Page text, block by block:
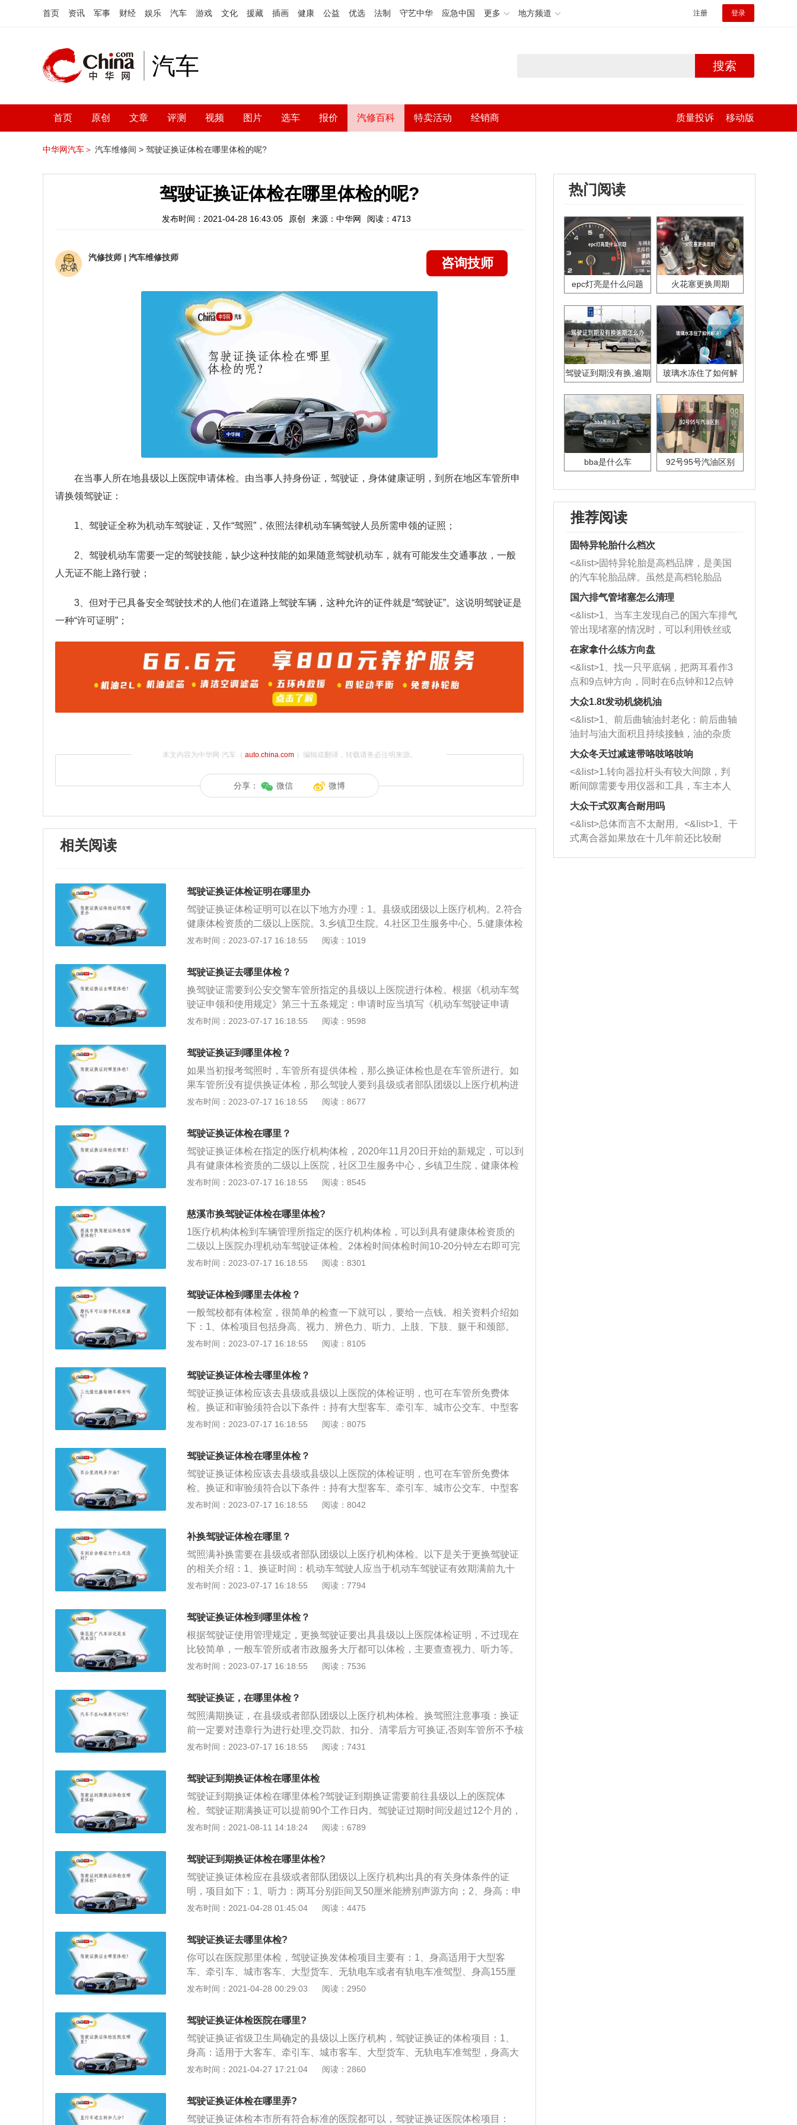
首页 资讯 军事 财经 娱乐 汽车 游戏 文化 援藏 插画 健康 公益 优选 法制 守艺中华 应急中国 更多 地方频道 注册 登录
汽车 搜索
首页 原创 文章 评测 视频 图片 选车 报价 汽修百科 特卖活动 经销商 质量投诉 移动版
中华网汽车＞ 汽车维修间 > 驾驶证换证体检在哪里体检的呢?
驾驶证换证体检在哪里体检的呢?
发布时间：2021-04-28 16:43:05 原创 来源：中华网 阅读：4713
汽修技师 | 汽车维修技师 咨询技师
在当事人所在地县级以上医院申请体检。由当事人持身份证，驾驶证，身体健康证明，到所在地区车管所申
请换领驾驶证：
1、驾驶证全称为机动车驾驶证，又作“驾照”，依照法律机动车辆驾驶人员所需申领的证照；
2、驾驶机动车需要一定的驾驶技能，缺少这种技能的如果随意驾驶机动车，就有可能发生交通事故，一般
人无证不能上路行驶；
3、但对于已具备安全驾驶技术的人他们在道路上驾驶车辆，这种允许的证件就是“驾驶证”。这说明驾驶证是
一种“许可证明”；
本文内容为中华网·汽车（ auto.china.com）编辑或翻译，转载请务必注明来源。
分享： 微信 微博
相关阅读
驾驶证换证体检证明在哪里办
驾驶证换证体检证明可以在以下地方办理：1。县级或团级以上医疗机构。2.符合
健康体检资质的二级以上医院。3.乡镇卫生院。4.社区卫生服务中心。5.健康体检
中心等。体检完毕后，携带机动车驾驶人身体状况证明，到车管所或公安机关交
项：驾驶机动车必须带驾驶证，没有驾驶证不能驾驶车辆。注意机动车驾驶证上
的准驾车型，一定要按照准驾车型驾驶机动车。机动车驾驶证不得外借，不得私
自更改信息，遗失后应当及时补办。
发布时间：2023-07-17 16:18:55 阅读：1019
驾驶证换证去哪里体检？
换驾驶证需要到公安交警车管所指定的县级以上医院进行体检。根据《机动车驾
驶证申领和使用规定》第三十五条规定：申请时应当填写《机动车驾驶证申请
表》，并提交以下证明、凭证：（一）机动车驾驶人的身份证明；（二）机动车
明。换驾驶证体检注意事项如下：1、根据公安部28号令“申请机动车驾驶证的身
体条件”的体检标准，积极配合医师进行体格检查。2、机动车驾驶人可以委托代
理人代理机动车驾驶证的换证、补证、提交身体条件证明、延期办理和注销业
务。代理人申请机动车驾驶证业务时，应当提交代理人的身份证明和机动车驾驶
人与代理人共同签字的《机动车驾驶证申请表》或者身体条件证明。3、参加体
证申请表，贴近期一寸免冠照片一张。4、凭体检收费单进行体检，逐项检查，
不漏项。5、对体检结果有异议，由当地体检中心负责会诊、解释。
发布时间：2023-07-17 16:18:55 阅读：9598
驾驶证换证到哪里体检？
如果当初报考驾照时，车管所有提供体检，那么换证体检也是在车管所进行。如
果车管所没有提供换证体检，那么驾驶人要到县级或者部队团级以上医疗机构进
行体检，然后将身体条件证明交到车管所，车管所会给一证回执。以下是驾驶证
一年以上三年以内，驾照注销，但可以通过考试科目一换证。过期三年以上，驾
照作废无法再换证。领证时间：机动车驾驶人在机动车驾驶证的六年有效期内，
每个记分周期均未记满12分，换发十年有效期的机动车驾驶证；在机动车驾驶证
的十年有效期内，每个记分周期均未记满12分，换发长期有效的机动车驾驶证。
发布时间：2023-07-17 16:18:55 阅读：8677
驾驶证换证体检在哪里？
驾驶证换证体检在指定的医疗机构体检，2020年11月20日开始的新规定，可以到
具有健康体检资质的二级以上医院，社区卫生服务中心，乡镇卫生院，健康体检
中心等医疗机构办理机动车驾驶证体检。以下是驾驶证过期的注意事项：法律规
驾驶证；超过两年则需要通过科目一的考试后可恢复驾驶证的正常使用；如果被
注销超过两年的人，则需要重新申领。失效驾照：需要特别注意的是驾驶证超过
有效期后不得驾驶机动车。驾照过期后驾车属于无证驾驶或被视为无证驾驶。驾
驶机动车的处罚款，可以并处15日以下拘留。对于发生人员伤亡等重大交通事故
的将依法追究刑事责任。
发布时间：2023-07-17 16:18:55 阅读：8545
慈溪市换驾驶证体检在哪里体检?
1医疗机构体检到车辆管理所指定的医疗机构体检，可以到具有健康体检资质的
二级以上医院办理机动车驾驶证体检。2体检时间体检时间10-20分钟左右即可完
成，机动车驾驶证体检是可以有效地检验驾驶人身体相关情况，3不达标准如达
动车驾驶证到期换证。4体检证明机动车驾驶证持有人年龄达到70岁之后，需要
每年向车辆管理所提交身体体检合格证明。
发布时间：2023-07-17 16:18:55 阅读：8301
驾驶证体检到哪里去体检？
一般驾校都有体检室，很简单的检查一下就可以，要给一点钱。相关资料介绍如
下：1、体检项目包括身高、视力、辨色力、听力、上肢、下肢、躯干和颈部。
2、申请大型客车、牵引车、城市公交车、大型货车、无轨电车准驾车型，身高
客车、牵引车、城市公交车、中型客车、大型货车、无轨电车或者有轨电车准驾
车型，两眼裸视力或者矫正视力达到对数视力表5.0以上。
发布时间：2023-07-17 16:18:55 阅读：8105
驾驶证换证体检去哪里体检？
驾驶证换证体检应该去县级或县级以上医院的体检证明，也可在车管所免费体
检。换证和审验须符合以下条件：持有大型客车、牵引车、城市公交车、中型客
车、大型货车驾驶证在本记分周期内没有记分，或者持有其他准驾车型驾驶证在
车、大型货车驾驶证一个记分周期内有记分，以及持有其他准驾车型驾驶证发生
交通事故造成人员死亡承担同等以上责任未被吊销机动车驾驶证的驾驶人，已参
加审验教育的；申请人没有未处理完毕的道路交通安全违法行为或者交通事故；
申请人身体条件符合驾驶许可条件；机动车驾驶证没有被依法扣押、扣留、暂
扣、吊销、注销或撤销的情形。
发布时间：2023-07-17 16:18:55 阅读：8075
驾驶证换证体检在哪里体检？
驾驶证换证体检应该去县级或县级以上医院的体检证明，也可在车管所免费体
检。换证和审验须符合以下条件：持有大型客车、牵引车、城市公交车、中型客
车、大型货车驾驶证在本记分周期内没有记分，或者持有其他准驾车型驾驶证在
车、大型货车驾驶证一个记分周期内有记分，以及持有其他准驾车型驾驶证发生
交通事故造成人员死亡承担同等以上责任未被吊销机动车驾驶证的驾驶人，已参
加审验教育的；申请人没有未处理完毕的道路交通安全违法行为或者交通事故；
申请人身体条件符合驾驶许可条件；机动车驾驶证没有被依法扣押、扣留、暂
扣、吊销、注销或撤销的情形。
发布时间：2023-07-17 16:18:55 阅读：8042
补换驾驶证体检在哪里？
驾照满补换需要在县级或者部队团级以上医疗机构体检。以下是关于更换驾驶证
的相关介绍：1、换证时间：机动车驾驶人应当于机动车驾驶证有效期满前九十
日内，向机动车驾驶证核发地车辆管理所申请换证。2、所需材料：（1）机动车
出具的有关身体条件的证明。属于申请驾驶残疾人专用小型自动挡载客汽车，应
当提交经省级卫生主管部门指定的专门医疗机构出具的有关身体条件的证明。
发布时间：2023-07-17 16:18:55 阅读：7794
驾驶证换证体检到哪里体检？
根据驾驶证使用管理规定，更换驾驶证要出具县级以上医院体检证明，不过现在
比较简单，一般车管所或者市政服务大厅都可以体检，主要查查视力、听力等。
以下是换证的相关资料：1、换证条件：驾驶证有效期结束前九十日内，向驾驶
机动车驾驶证、县级或者部队团级以上医疗机构出具的有关身体条件的证明、待
更换的驾驶证、近期本人一寸白底彩色照片三张，在车管所换证窗口填写申请表
即可。
发布时间：2023-07-17 16:18:55 阅读：7536
驾驶证换证，在哪里体检？
驾照满期换证，在县级或者部队团级以上医疗机构体检。换驾照注意事项：换证
前一定要对违章行为进行处理,交罚款、扣分、清零后方可换证,否则车管所不予核
发。在驾照有效期内,任何一个计分周期内得分达到12分的,有效期较长的驾照不
年的,吊销驾照,但可以通过科目一考试补办驾照；驾照有效期超过三年,本许可证
将失效,且不能更换。驾照更新流程：可以选择车管所窗口办理和网上办理两种方
式,其实这两种方式都比较简单快捷,最后选择的还是看自己的需要。通过登陆交通
安全综合服务管理平台,完成网上驾照置换业务。根据操作指南,可以完成网上换证
业务。
发布时间：2023-07-17 16:18:55 阅读：7431
驾驶证到期换证体检在哪里体检
驾驶证到期换证体检在哪里体检?驾驶证到期换证需要前往县级以上的医院体
检。驾驶证期满换证可以提前90个工作日内。驾驶证过期时间没超过12个月的，
是可以照常办理的。但是超过一年，但未满3年的，就要重新参加科目一的考试
驾照。机动车驾驶证期满换证网上办理流程如下：1、登录12123官网，点击业务
中心，选择期满换领驾驶证，进入期满换领驾驶证业务流程；2、对于不存在有
效驾驶证照片的，可按照系统提示引导，在线提交驾驶证证件照片后继续办理。
认真阅读期满换证业务须知后，点击阅读并同意，确认申告内容，进入驾驶人信
息确认页面，确认信息包括姓名、驾驶证号码、有效期等；3、可以选择自取或
方式确认后，点击下一步，进入期满换证提交页面，再次确认所填资料信息无误
后，获取手机短信验证码，核验通过后，点击提交按钮，完成期满换证业务申请
信息后提交。提交成功后，可以通过首页的网办进度功能随时查看业务办理进
发布时间：2021-08-11 14:18:24 阅读：6789
驾驶证到期换证体检在哪里体检?
驾驶证换证体检应在县级或者部队团级以上医疗机构出具的有关身体条件的证
明，项目如下：1、听力：两耳分别距间叉50厘米能辨别声源方向；2、身高：申
请大型客车、牵引车、城市公交车、大型货车、无轨电车准驾车型的，身高为15
型客车、牵引车、城市公交车、中型客车、大型货车、无轨电车或者有轨电车准
驾车型的，两眼裸视视力或者矫正视力达到对数视力表5.0以上，无红绿色盲；
4、上肢：双手拇指健全，每只手其他手指必须有三指健全，肢体和手指运动功
能正常。
发布时间：2021-04-28 01:45:04 阅读：4475
驾驶证换证去哪里体检?
你可以在医院那里体检，驾驶证换发体检项目主要有：1、身高适用于大型客
车、牵引车、城市客车、大型货车、无轨电车或者有轨电车准驾型、身高155厘
米以上，申请准驾驶型中型客车，高度大于150cm；2、视力申请大型客车、牵
确视力达到对数视力表5.0以上，申请其他准驾车型的，两眼裸视视力或者矫正视
力达到对数视力表4。9以上；3、辨色无红绿色盲，听力：两耳分别距叉子50厘
米可辨别声源方向；上肢手部拇指健全，手部其他手指必须有三指健全，肢体和
手指运动功能正常；4、下肢运动功能正常，申请驾驶手动挡汽车，下肢不等长
度不得大于5厘米，申请驾驶自动挡车，右下肢应完好，还有就是躯干和颈部无
发布时间：2021-04-28 00:29:03 阅读：2950
驾驶证换证体检医院在哪里?
驾驶证换证省级卫生局确定的县级以上医疗机构，驾驶证换证的体检项目：1、
身高：适用于大客车、牵引车、城市客车、大型货车、无轨电车准驾型，身高大
于155厘米，适用于中型客车准驾型，身高大于150厘米；2、视力：申请大型客
型的，两眼裸视视力或者矫正视力达到对数视力表5.0以上；3、辨色：无红绿
盲，听：两耳分别距音叉50厘米，可辨别声源方向；4、上肢：手的拇指发声，
发布时间：2021-04-27 17:21:04 阅读：2860
驾驶证换证体检在哪里弄?
驾驶证换证体检本市所有符合标准的医院都可以，驾驶证换证医院体检项目：
热门阅读
epc灯亮是什么问题 火花塞更换周期
驾驶证到期没有换,逾期
玻璃水冻住了如何解
bba是什么车 92号95号汽油区别
推荐阅读
固特异轮胎什么档次
<&list>固特异轮胎是高档品牌，是美国
的汽车轮胎品牌。虽然是高档轮胎品
牌，但是中高低端的轮胎都有生产，这
也是为了更好的开拓市场。
国六排气管堵塞怎么清理
<&list>1、当车主发现自己的国六车排气
管出现堵塞的情况时，可以利用铁丝或
者是细棍，直接将杂物给取出来，如果
堵塞情况比较严重，也可以采取应急措
施。 <&list>2、直接利用木棍将所有的
杂物推到排气管里面的位置处，然后将
三元催化器拆解开，就可以将堵塞的东
西取出来。但如果是因为积碳过多引起
的堵塞，就需要将三元催化器泡在草酸
洗剂对堵塞的情况得到解决，将清洗剂
放在燃油箱中，与燃油混合后，车辆启
动时，就可以和汽油一起进入到燃烧
室，最后形成废气排出，就可以让三元
催化器得到清洗，排气管堵塞的情况就
能够得到解决。
在家拿什么练方向盘
<&list>1、找一只平底锅，把两耳看作3
点和9点钟方向，同时在6点钟和12点钟
方向做一个标记。 <&list>2、双手握住
一圈半的练习，往右同样也要打相同的
圈数。 <&list>3、最后强调要反复练
习，这样就可以形成肌肉记忆，在真实
驾驶车辆时，不需要记忆也能打好方
向。
大众1.8t发动机烧机油
<&list>1、前后曲轴油封老化：前后曲轴
油封与油大面积且持续接触，油的杂质
和发动机内持续温度变化使其密封效果
逐渐减弱，导致渗油或漏油。<&list>2、
活塞间隙过大：积碳会使活塞环与缸体
的间隙扩大，导致机油流入燃烧室中，
造成烧机油。<&list>3、机油粘度。使用
机油粘度过小的话，同样会有烧机油现
象，机油粘度过小具有很好的流动性，
大众冬天过减速带咯吱咯吱响
<&list>1.转向器拉杆头有较大间隙，判
断间隙需要专用仪器和工具，车主本人
无法制作，需要将车辆送到修理厂或4s
店；<&list>2.车辆半轴套管防尘罩破
裂，破裂后会出现漏油现象，使半轴磨
损严重，磨损的半轴容易损坏，产生异
响；<&list>3.稳定器的转向胶套和球头
大众干式双离合耐用吗
<&list>总体而言不太耐用。<&list>1、干
式离合器如果放在十几年前还比较耐